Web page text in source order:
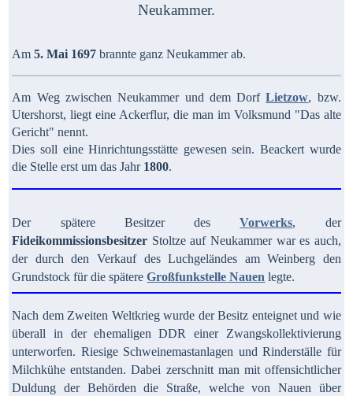
Neukammer.
Am5. Mai 1697 brannte ganz Neukammer ab.
Am Weg zwischen Neukammer und dem DorfLietzow, bzw.
Utershorst, liegt eine Ackerflur, die man im Volksmund "Das alte
Gericht" nennt.
Dies soll eine Hinrichtungsstätte gewesen sein. Beackert wurde
die Stelle erst um das Jahr 1800.
Der spätere Besitzer desVorwerks, der
Fideikommissionsbesitzer Stoltze auf Neukammer war es auch,
der durch den Verkauf des Luchgeländes am Weinberg den
Grundstock für die spätereGroßfunkstelle Nauen legte.
Nach dem Zweiten Weltkrieg wurde der Besitz enteignet und wie
überall in der ehemaligen DDR einer Zwangskollektivierung
unterworfen. Riesige Schweinemastanlagen und Rinderställe für
Milchkühe entstanden. Dabei zerschnitt man mit offensichtlicher
Duldung der Behörden die Straße, welche von Nauen über